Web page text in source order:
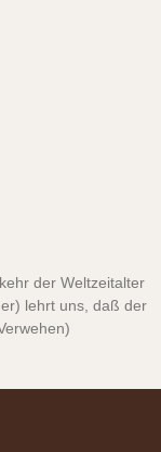
der Weltzeitalter
lehrt uns, daß der